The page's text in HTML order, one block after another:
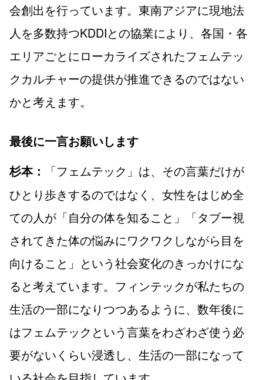
会創出を行っています。東南アジアに現地法
人を多数持つKDDIとの協業により、各国・各
エリアごとにローカライズされたフェムテッ
クカルチャーの提供が推進できるのではない
かと考えます。
最後に一言お願いします
杉本：
「フェムテック」は、その言葉だけが
ひとり歩きするのではなく、女性をはじめ全
ての人が「自分の体を知ること」「タブー視
されてきた体の悩みにワクワクしながら目を
向けること」という社会変化のきっかけにな
ると考えています。フィンテックが私たちの
生活の一部になりつつあるように、数年後に
はフェムテックという言葉をわざわざ使う必
要がないくらい浸透し、生活の一部になって